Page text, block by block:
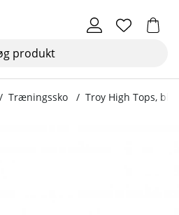
Træningssko Troy High Tops,